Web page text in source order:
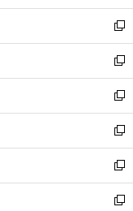
開
く
ウ
で
開
く
ン
ド
ウ
で
開
く
ウ
ィ
ン
ド
ウ
で
開
く
新
し
い
ウ
ィ
ン
ド
ウ
で
開
く
新
し
い
ウ
ィ
ン
ド
ウ
で
新
し
い
ウ
ィ
ン
ド
新
し
い
ウ
ィ
新
し
い
新